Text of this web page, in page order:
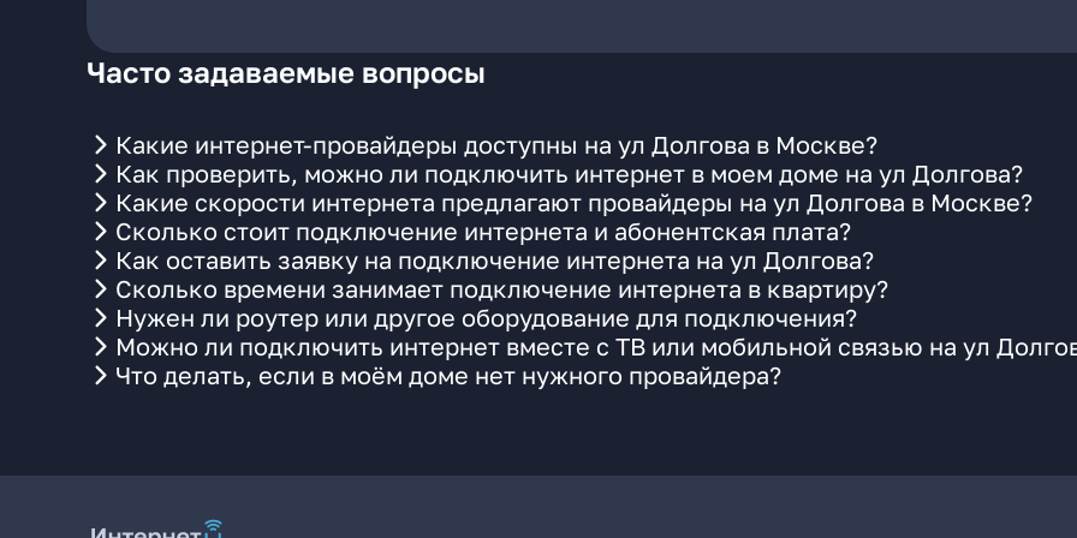
Часто задаваемые вопросы
Какие интернет-провайдеры доступны на ул Долгова в Москве?
Как проверить, можно ли подключить интернет в моем доме на ул Долгова?
Какие скорости интернета предлагают провайдеры на ул Долгова в Москве?
Сколько стоит подключение интернета и абонентская плата?
Как оставить заявку на подключение интернета на ул Долгова?
Сколько времени занимает подключение интернета в квартиру?
Нужен ли роутер или другое оборудование для подключения?
Можно ли подключить интернет вместе с ТВ или мобильной связью на ул
Что делать, если в моём доме нет нужного провайдера?